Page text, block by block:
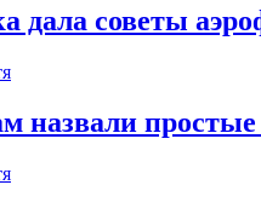
дала советы
назвали